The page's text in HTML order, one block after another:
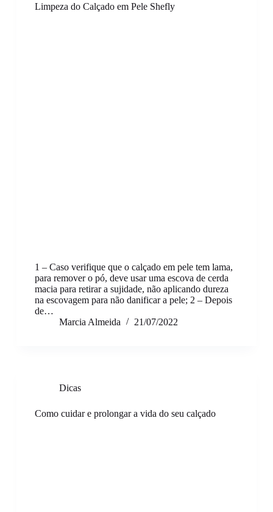
Limpeza do Calçado em Pele Shefly
1 – Caso verifique que o calçado em pele tem lama,
para remover o pó, deve usar uma escova de cerda
macia para retirar a sujidade, não aplicando dureza
na escovagem para não danificar a pele; 2 – Depois
de…
Marcia Almeida
21/07/2022
Dicas
Como cuidar e prolongar a vida do seu calçado